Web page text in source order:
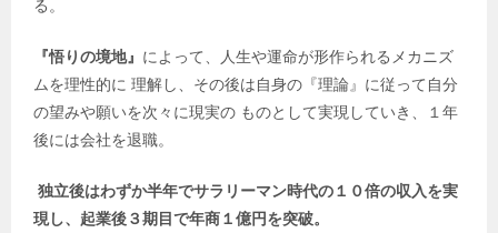
る。
『悟りの境地』 によって、人生や運命が形作られるメカニズ
ムを理性的に 理解し、その後は自身の『理論』に従って自分
の望みや願いを次々に現実の ものとして実現していき、１年
後には会社を退職。
独立後はわずか半年でサラリーマン時代の１０倍の収入を実
現し、起業後３期目で年商１億円を突破。